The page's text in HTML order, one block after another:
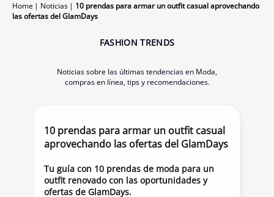
Home Noticias
10 prendas para armar un outfit casual aprovechando
las ofertas del GlamDays
FASHION TRENDS
Noticias sobre las últimas tendencias en Moda,
compras en línea, tips y recomendaciones.
10 prendas para armar un outfit casual
aprovechando las ofertas del GlamDays
Tu guía con 10 prendas de moda para un
outfit renovado con las oportunidades y
ofertas de GlamDays.